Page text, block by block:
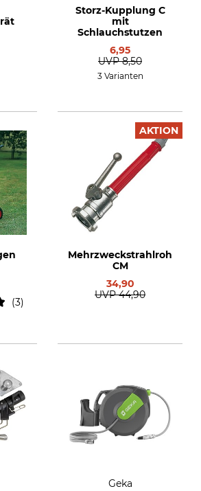
Storz-Kupplung C
mit
Schlauchstutzen
6,95
UVP 8,50
3 Varianten
3
AKTION
Mehrzweckstrahlrohr
CM
34,90
UVP 44,90
Geka